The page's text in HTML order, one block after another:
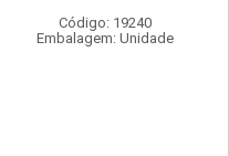
Código: 19240
Embalagem: Unidade